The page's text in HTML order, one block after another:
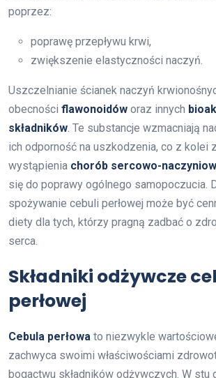
poprzez:
poprawę przepływu krwi,
zwiększenie elastyczności naczyń.
Uszczelnianie ścianek naczyń
obecności flawonoidów oraz innych
składników . Te substancje wzmacniają
ich odporność na uszkodzenia, co z kolei
wystąpienia chorób sercowo-
się do poprawy ogólnego samopoczucia.
spożywanie cebuli perłowej może być
diety dla tych, którzy pragną zadbać o
serca.
Składniki odżywcze
perłowej
Cebula perłowa to niezwykle
zachwyca swoimi właściwościami
bogactwu składników odżywczych. W stu